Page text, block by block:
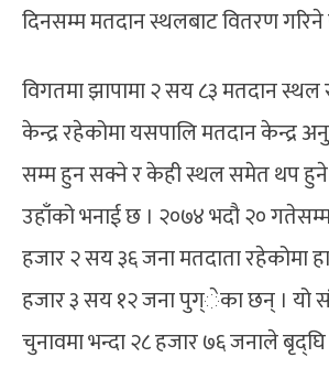
दिनसम्म मतदान स्थलबाट वितरण गरिने
विगतमा झापामा २ सय ८३ मतदान
केन्द्र रहेकोमा यसपालि मतदान केन्द्र
सम्म हुन सक्ने र केही स्थल समेत थप हुने
उहाँको भनाई छ । २०७४ भदौ २०
हजार २ सय ३६ जना मतदाता रहेकोमा
हजार ३ सय १२ जना पुग्ेका छन् । यो
चुनावमा भन्दा २८ हजार ७६ जनाले